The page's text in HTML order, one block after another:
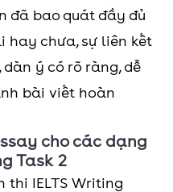
đã bao quát đầy đủ
hay chưa, sự liên kết
ý có rõ ràng, dễ
bài viết hoàn
cho các dạng
Task 2
IELTS Writing